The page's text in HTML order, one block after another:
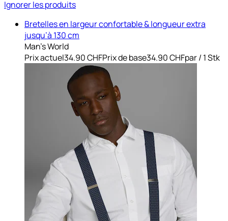
Ignorer les produits
Bretelles en largeur confortable & longueur extra
jusqu’à 130 cm
Man's World
Prix actuel34.90 CHFPrix de base34.90 CHFpar/ 1 Stk